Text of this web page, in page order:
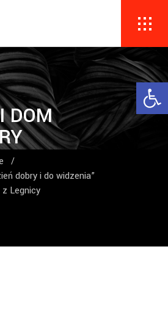
DOM
/
dobry i do widzenia”
Legnicy